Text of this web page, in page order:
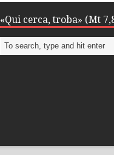
«Qui cerca, troba» (Mt